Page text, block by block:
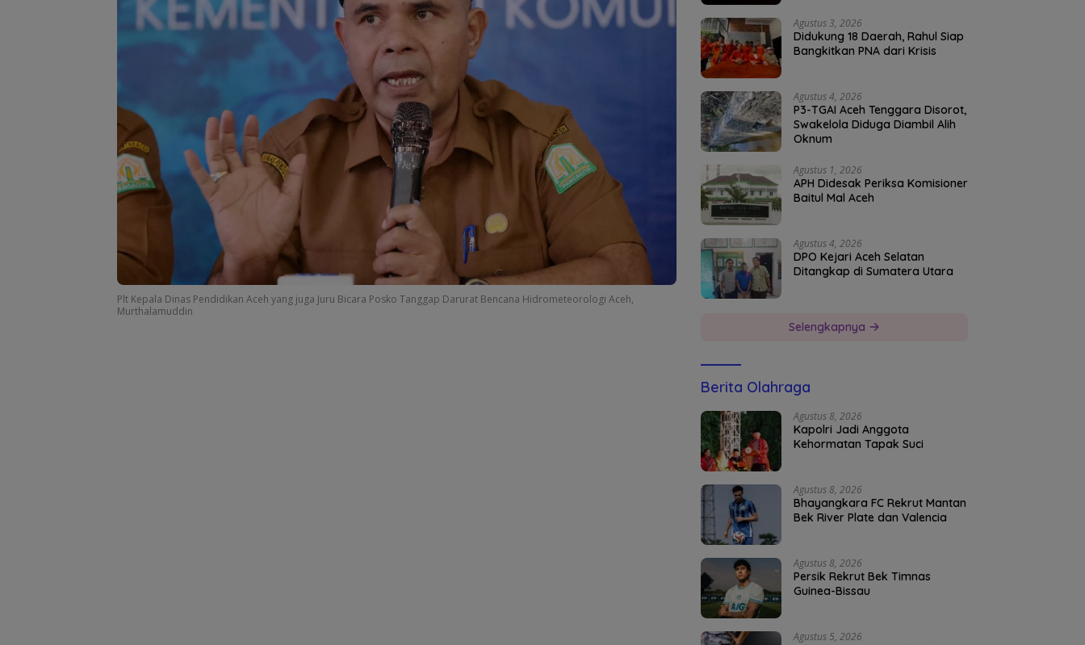
Plt Kepala Dinas Pendidikan Aceh yang juga Juru Bicara Posko Tanggap Darurat Bencana Hidrometeorologi Aceh,
Murthalamuddin
Agustus 3, 2026
Didukung 18 Daerah, Rahul Siap
Bangkitkan PNA dari Krisis
Agustus 4, 2026
P3-TGAI Aceh Tenggara Disorot,
Swakelola Diduga Diambil Alih
Oknum
Agustus 1, 2026
APH Didesak Periksa Komisioner
Baitul Mal Aceh
Agustus 4, 2026
DPO Kejari Aceh Selatan
Ditangkap di Sumatera Utara
Selengkapnya
Berita Olahraga
Agustus 8, 2026
Kapolri Jadi Anggota
Kehormatan Tapak Suci
Agustus 8, 2026
Bhayangkara FC Rekrut Mantan
Bek River Plate dan Valencia
Agustus 8, 2026
Persik Rekrut Bek Timnas
Guinea-Bissau
Agustus 5, 2026